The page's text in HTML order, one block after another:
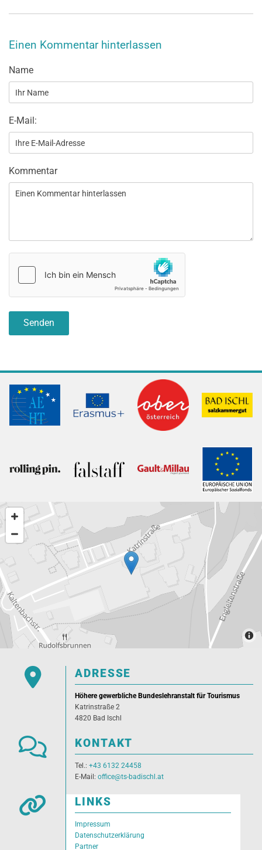
Einen Kommentar hinterlassen
Name
E-Mail:
Kommentar
 ADRESSE
Höhere gewerbliche Bundeslehranstalt für Tourismus
Katrinstraße 2
4820 Bad Ischl
 KONTAKT
Tel.: +43 6132 24458
E-Mail: office@ts-badischl.at
 LINKS
Impressum
Datenschutzerklärung
Partner